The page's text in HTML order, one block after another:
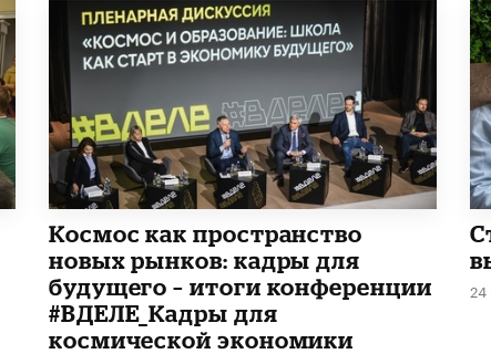
Космос как пространство
новых рынков: кадры для
будущего – итоги конференции
#ВДЕЛЕ_Кадры для
космической экономики